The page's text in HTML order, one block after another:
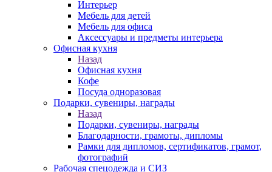
Интерьер
Мебель для детей
Мебель для офиса
Аксессуары и предметы интерьера
Офисная кухня
Назад
Офисная кухня
Кофе
Посуда одноразовая
Подарки, сувениры, награды
Назад
Подарки, сувениры, награды
Благодарности, грамоты, дипломы
Рамки для дипломов, сертификатов, грамот,
фотографий
Рабочая спецодежда и СИЗ